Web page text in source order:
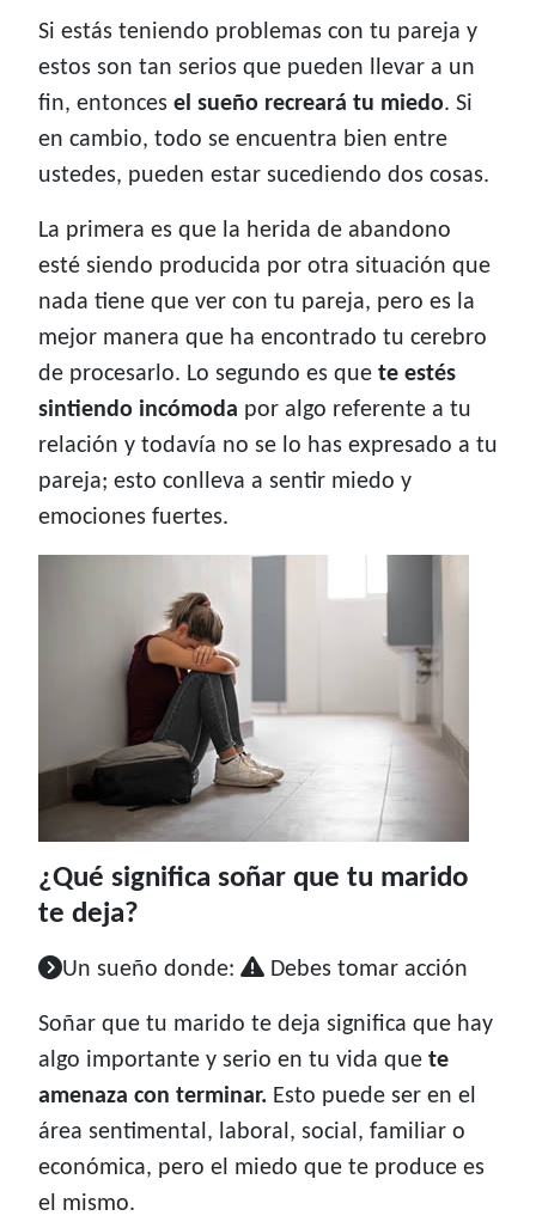
Si estás teniendo problemas con tu pareja y
estos son tan serios que pueden llevar a un
fin, entonces el sueño recreará tu miedo. Si
en cambio, todo se encuentra bien entre
ustedes, pueden estar sucediendo dos cosas.
La primera es que la herida de abandono
esté siendo producida por otra situación que
nada tiene que ver con tu pareja, pero es la
mejor manera que ha encontrado tu cerebro
de procesarlo. Lo segundo es que te estés
sintiendo incómoda por algo referente a tu
relación y todavía no se lo has expresado a tu
pareja; esto conlleva a sentir miedo y
emociones fuertes.
¿Qué significa soñar que tu marido
te deja?
Un sueño donde: Debes tomar acción
Soñar que tu marido te deja significa que hay
algo importante y serio en tu vida que te
amenaza con terminar. Esto puede ser en el
área sentimental, laboral, social, familiar o
económica, pero el miedo que te produce es
el mismo.